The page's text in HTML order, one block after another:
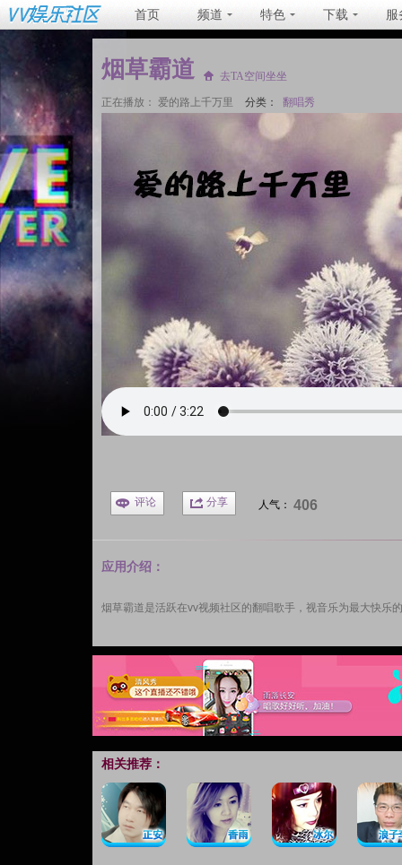
首页 频道 特色 下载 服
烟草霸道 去TA空间坐坐
正在播放： 爱的路上千万里 分类： 翻唱秀
评论 分享 人气： 406
应用介绍：
烟草霸道是活跃在vv视频社区的翻唱歌手，视音乐为最大快乐
相关推荐：